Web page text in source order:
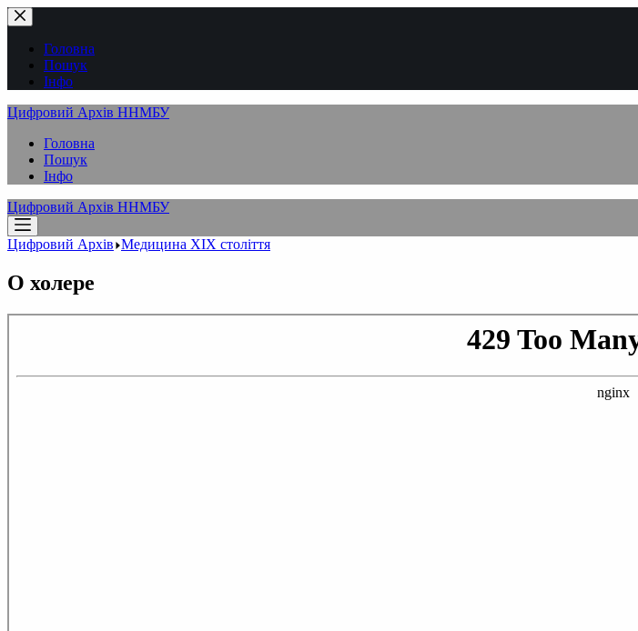
Перейти
до
вмістуГоловна
Пошук
Інфо
Цифровий Архів ННМБУ
Головна
Пошук
Інфо
Цифровий Архів ННМБУ
Цифровий Архів Медицина XІX століття
О холере